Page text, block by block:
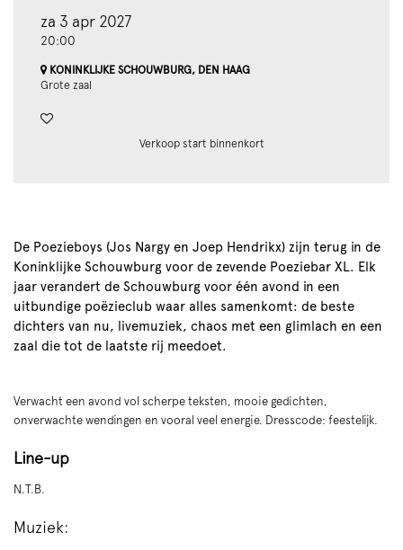
za 3 apr 2027
20:00
KONINKLIJKE SCHOUWBURG, DEN HAAG
Grote zaal
Verkoop start binnenkort
De Poezieboys (Jos Nargy en Joep Hendrikx) zijn terug in de
Koninklijke Schouwburg voor de zevende Poeziebar XL. Elk
jaar verandert de Schouwburg voor één avond in een
uitbundige poëzieclub waar alles samenkomt: de beste
dichters van nu, livemuziek, chaos met een glimlach en een
zaal die tot de laatste rij meedoet.
Verwacht een avond vol scherpe teksten, mooie gedichten,
onverwachte wendingen en vooral veel energie. Dresscode: feestelijk.
Line-up
N.T.B.
Muziek: